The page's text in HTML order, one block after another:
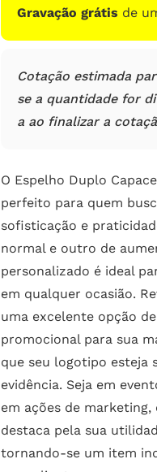
Gravação grátis de
Cotação estimada
se a quantidade for
a ao finalizar a
O Espelho Duplo
perfeito para quem
sofisticação e
normal e outro de
personalizado é ideal
em qualquer ocasião.
uma excelente opção
promocional para sua
que seu logotipo esteja
evidência. Seja em
em ações de
destaca pela sua
tornando-se um item